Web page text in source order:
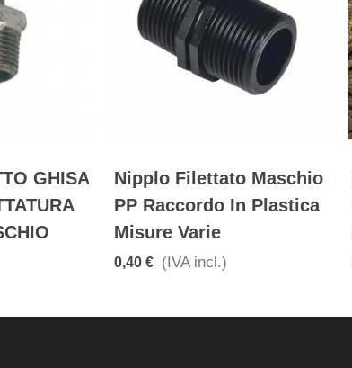
GHISA
Nipplo Filettato Maschio
PP Raccordo In Plastica
Misure Varie
0,40 € (IVA incl.)